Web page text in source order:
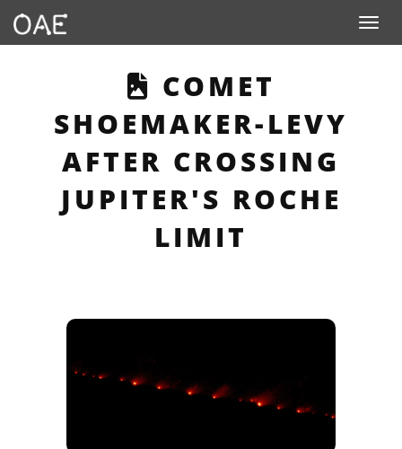
Toggle
THIS PAGE
COMET
SHOEMAKER-LEVY
AFTER CROSSING
JUPITER'S ROCHE
LIMIT